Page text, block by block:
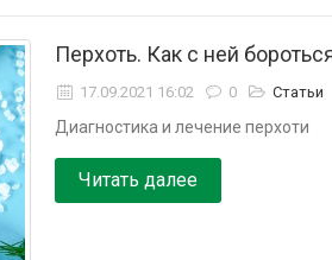
Перхоть. Как с ней
17.09.2021 16:02 0 Статьи
Диагностика и лечение перхоти
Читать далее